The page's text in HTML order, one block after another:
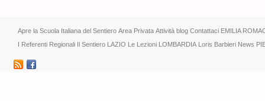
Apre la Scuola Italiana del Sentiero Area Privata Attività blog Contattaci EMILIA
I Referenti Regionali Il Sentiero LAZIO Le Lezioni LOMBARDIA Loris Barbieri News